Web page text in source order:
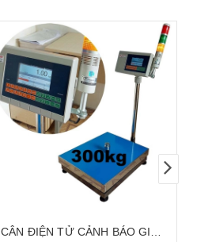
CÂN ĐIỆN TỬ CẢNH BÁO GIỚI